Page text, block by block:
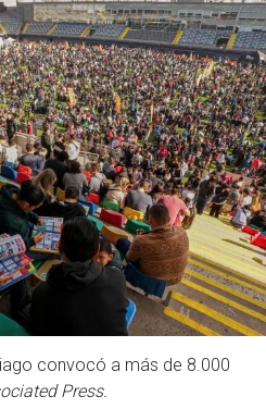
convocó a más de 8.000
Press.